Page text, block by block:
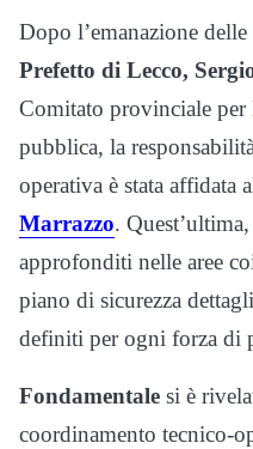
Dopo l’emanazione
Prefetto di Lecco,
Comitato provinciale per
pubblica, la
operativa è stata affidata
Marrazzo.
approfonditi nelle aree
piano di sicurezza
definiti per ogni forza di
Fondamentale si è
coordinamento tecnico-